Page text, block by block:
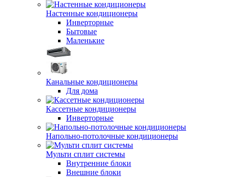
Настенные кондиционеры
Инверторные
Бытовые
Маленькие
Канальные кондиционеры
Для дома
Кассетные кондиционеры
Инверторные
Напольно-потолочные кондиционеры
Мульти сплит системы
Внутренние блоки
Внешние блоки